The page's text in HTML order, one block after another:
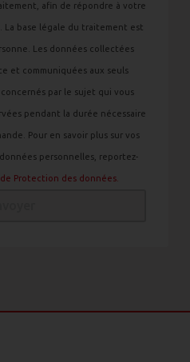
afin de répondre à votre
La base légale du traitement est
Les données collectées
et communiquées aux seuls
par le sujet qui vous
pendant la durée nécessaire
Pour en savoir plus sur vos
personnelles, reportez-
Protection des données.